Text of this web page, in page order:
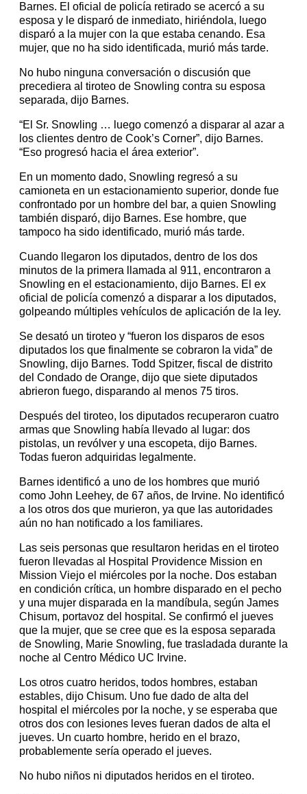
Barnes. El oficial de policía retirado se acercó a su
esposa y le disparó de inmediato, hiriéndola, luego
disparó a la mujer con la que estaba cenando. Esa
mujer, que no ha sido identificada, murió más tarde.
No hubo ninguna conversación o discusión que
precediera al tiroteo de Snowling contra su esposa
separada, dijo Barnes.
“El Sr. Snowling … luego comenzó a disparar al azar a
los clientes dentro de Cook’s Corner”, dijo Barnes.
“Eso progresó hacia el área exterior”.
En un momento dado, Snowling regresó a su
camioneta en un estacionamiento superior, donde fue
confrontado por un hombre del bar, a quien Snowling
también disparó, dijo Barnes. Ese hombre, que
tampoco ha sido identificado, murió más tarde.
Cuando llegaron los diputados, dentro de los dos
minutos de la primera llamada al 911, encontraron a
Snowling en el estacionamiento, dijo Barnes. El ex
oficial de policía comenzó a disparar a los diputados,
golpeando múltiples vehículos de aplicación de la ley.
Se desató un tiroteo y “fueron los disparos de esos
diputados los que finalmente se cobraron la vida” de
Snowling, dijo Barnes. Todd Spitzer, fiscal de distrito
del Condado de Orange, dijo que siete diputados
abrieron fuego, disparando al menos 75 tiros.
Después del tiroteo, los diputados recuperaron cuatro
armas que Snowling había llevado al lugar: dos
pistolas, un revólver y una escopeta, dijo Barnes.
Todas fueron adquiridas legalmente.
Barnes identificó a uno de los hombres que murió
como John Leehey, de 67 años, de Irvine. No identificó
a los otros dos que murieron, ya que las autoridades
aún no han notificado a los familiares.
Las seis personas que resultaron heridas en el tiroteo
fueron llevadas al Hospital Providence Mission en
Mission Viejo el miércoles por la noche. Dos estaban
en condición crítica, un hombre disparado en el pecho
y una mujer disparada en la mandíbula, según James
Chisum, portavoz del hospital. Se confirmó el jueves
que la mujer, que se cree que es la esposa separada
de Snowling, Marie Snowling, fue trasladada durante la
noche al Centro Médico UC Irvine.
Los otros cuatro heridos, todos hombres, estaban
estables, dijo Chisum. Uno fue dado de alta del
hospital el miércoles por la noche, y se esperaba que
otros dos con lesiones leves fueran dados de alta el
jueves. Un cuarto hombre, herido en el brazo,
probablemente sería operado el jueves.
No hubo niños ni diputados heridos en el tiroteo.